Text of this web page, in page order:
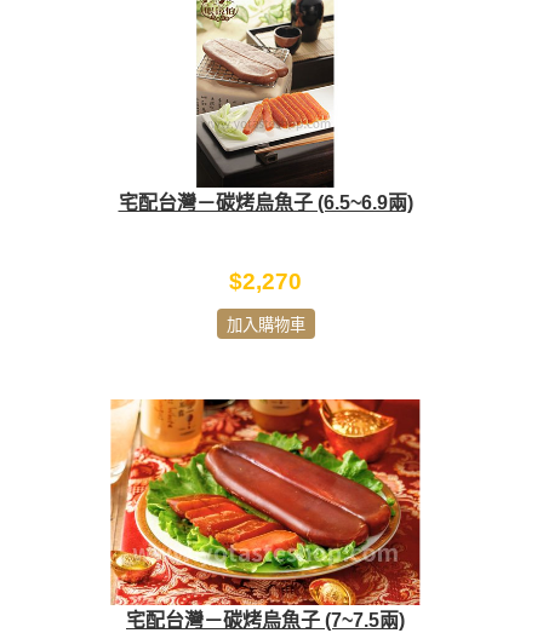
宅配台灣－碳烤烏魚子 (6.5~6.9兩)
$2,270
加入購物車
宅配台灣－碳烤烏魚子 (7~7.5兩)